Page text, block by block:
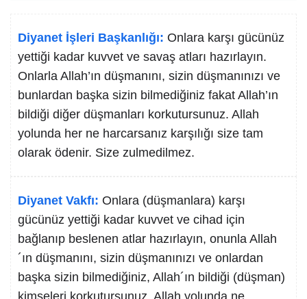
Diyanet İşleri Başkanlığı: Onlara karşı gücünüz
yettiği kadar kuvvet ve savaş atları hazırlayın.
Onlarla Allah’ın düşmanını, sizin düşmanınızı ve
bunlardan başka sizin bilmediğiniz fakat Allah’ın
bildiği diğer düşmanları korkutursunuz. Allah
yolunda her ne harcarsanız karşılığı size tam
olarak ödenir. Size zulmedilmez.
Diyanet Vakfı: Onlara (düşmanlara) karşı
gücünüz yettiği kadar kuvvet ve cihad için
bağlanıp beslenen atlar hazırlayın, onunla Allah
´ın düşmanını, sizin düşmanınızı ve onlardan
başka sizin bilmediğiniz, Allah´ın bildiği (düşman)
kimseleri korkutursunuz. Allah yolunda ne